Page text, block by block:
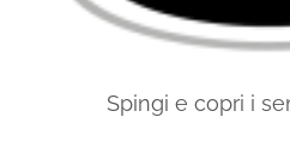
Spingi e copri i